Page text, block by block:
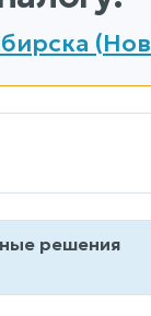
решения